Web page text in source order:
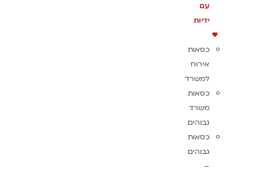
עם
ידיות
כסאות
אירוח
למשרד
כסאות
משרד
גבוהים
כסאות
גבוהים
–